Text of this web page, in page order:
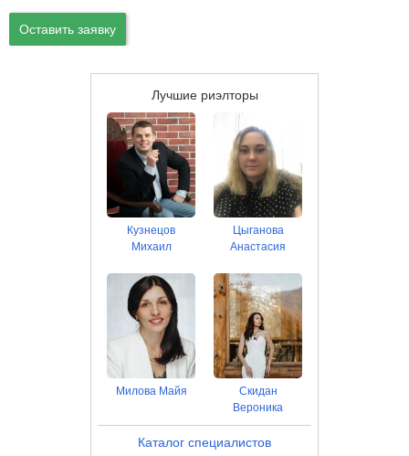
Оставить заявку
Лучшие риэлторы
Кузнецов
Михаил
Цыганова
Анастасия
Милова Майя
Скидан
Вероника
Каталог специалистов